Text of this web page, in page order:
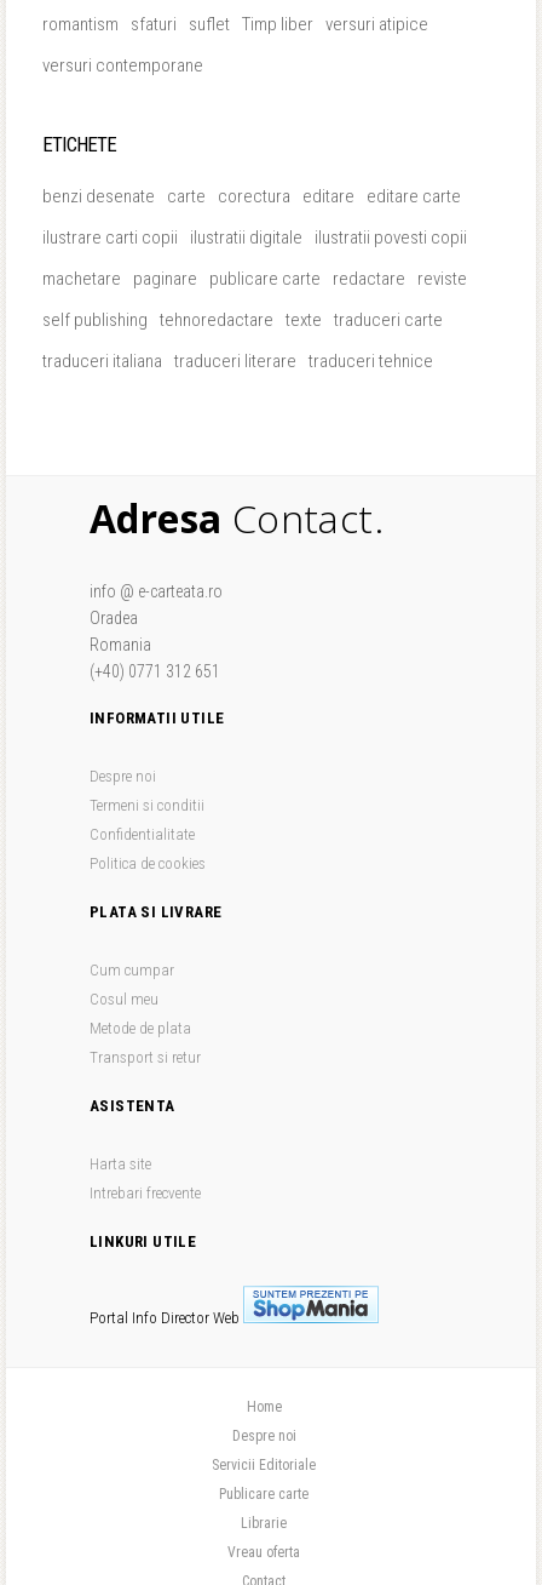
romantism
sfaturi suflet Timp liber versuri atipice
versuri contemporane
ETICHETE
benzi desenate carte corectura editare
editare carte
ilustrare carti copii
ilustratii digitale
ilustratii povesti copii
machetare
paginare publicare carte redactare
reviste
self publishing
tehnoredactare texte
traduceri carte
traduceri italiana
traduceri literare traduceri tehnice
Adresa Contact.
info @ e-carteata.ro
Oradea
Romania
(+40) 0771 312 651
INFORMATII UTILE
Despre noi
Termeni si conditii
Confidentialitate
Politica de cookies
PLATA SI LIVRARE
Cum cumpar
Cosul meu
Metode de plata
Transport si retur
ASISTENTA
Harta site
Intrebari frecvente
LINKURI UTILE
Portal Info Director Web
Home
Despre noi
Servicii Editoriale
Publicare carte
Librarie
Vreau oferta